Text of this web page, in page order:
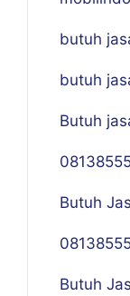
butuh
butuh
Butuh
Butuh
Butuh